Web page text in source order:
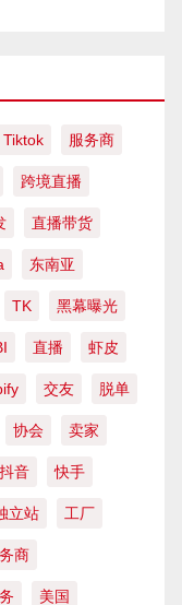
Tiktok 服务商
跨境直播
直播带货
东南亚
TK 黑幕曝光
直播 虾皮
交友 脱单
协会 卖家
抖音 快手
立站 工厂
商
美国